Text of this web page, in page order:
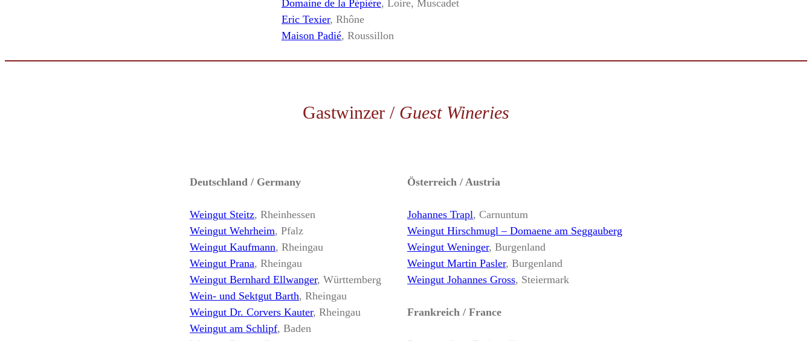
Domaine de la Pépière, Loire, Muscadet
Eric Texier, Rhône
Maison Padié, Roussillon
Gastwinzer / Guest Wineries
Deutschland / Germany
Weingut Steitz, Rheinhessen
Weingut Wehrheim, Pfalz
Weingut Kaufmann, Rheingau
Weingut Prana, Rheingau
Weingut Bernhard Ellwanger, Württemberg
Wein- und Sektgut Barth, Rheingau
Weingut Dr. Corvers Kauter, Rheingau
Weingut am Schlipf, Baden
Österreich / Austria
Johannes Trapl, Carnuntum
Weingut Hirschmugl – Domaene am Seggauberg
Weingut Weninger, Burgenland
Weingut Martin Pasler, Burgenland
Weingut Johannes Gross, Steiermark
Frankreich / France